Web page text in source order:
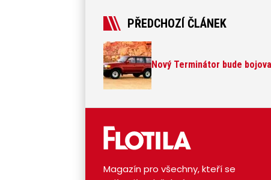
PŘEDCHOZÍ ČLÁNEK
Nový Terminátor bude
Magazín pro všechny, kteří se